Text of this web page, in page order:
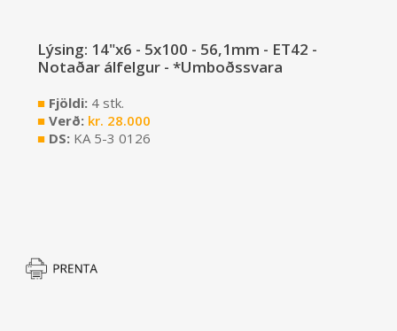
Lýsing: 14"x6 - 5x100 - 56,1mm - ET42 -
Notaðar álfelgur - *Umboðssvara
■Fjöldi: 4 stk.
■Verð: kr. 28.000
■DS: KA 5-3 0126